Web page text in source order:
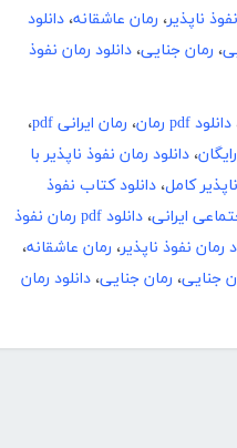
ناپذیر، رمان عاشقانه، دانلود
، رمان جنایی، دانلود رمان نفوذ
دانلود pdf رمان ، رمان ایرانی pdf
،
، دانلود رمان نفوذ ناپذیر با
، دانلود کتاب نفوذ
ایرانی،
دانلود pdf رمان نفوذ
رمان نفوذ ناپذیر، رمان عاشقانه،
جنایی، رمان جنایی، دانلود رمان